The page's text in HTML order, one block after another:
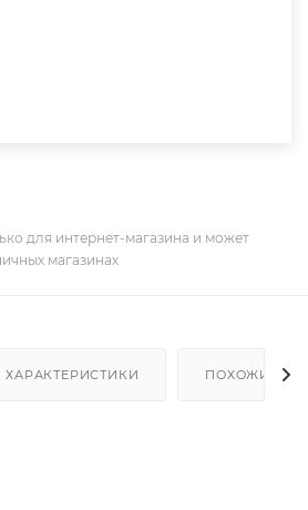
для интернет-магазина и может
магазинах
ХАРАКТЕРИСТИКИ ПОХОЖИЕ